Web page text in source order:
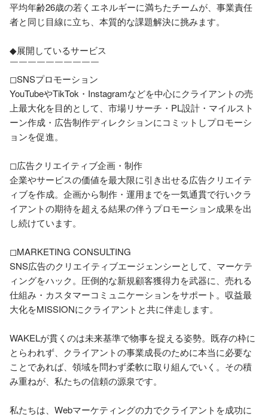
平均年齢26歳の若くエネルギーに満ちたチームが、事業責任
者と同じ目線に立ち、本質的な課題解決に挑みます。
◆展開しているサービス
￣￣￣￣￣￣￣￣￣￣
◻︎SNSプロモーション
YouTubeやTikTok・Instagramなどを中心にクライアントの売
上最大化を目的として、市場リサーチ・PL設計・マイルスト
ーン作成・広告制作ディレクションにコミットしプロモーシ
ョンを促進。
◻︎広告クリエイティブ企画・制作
企業やサービスの価値を最大限に引き出せる広告クリエイテ
ィブを作成。企画から制作・運用までを一気通貫で行いクラ
イアントの期待を超える結果の伴うプロモーション成果を出
し続けています。
◻︎MARKETING CONSULTING
SNS広告のクリエイティブエージェンシーとして、マーケテ
ィングをハック。圧倒的な新規顧客獲得力を武器に、売れる
仕組み・カスタマーコミュニケーションをサポート。収益最
大化をMISSIONにクライアントと共に伴走します。
WAKELが貫くのは未来基準で物事を捉える姿勢。既存の枠に
とらわれず、クライアントの事業成長のために本当に必要な
ことであれば、領域を問わず柔軟に取り組んでいく。その積
み重ねが、私たちの信頼の源泉です。
私たちは、Webマーケティングの力でクライアントを成功に